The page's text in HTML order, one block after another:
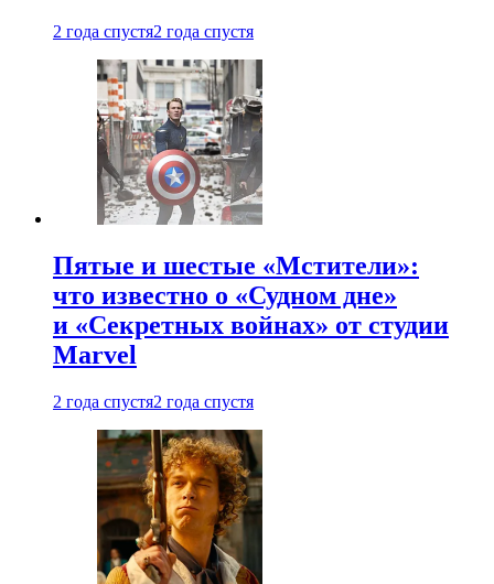
2 года спустя2 года спустя
Пятые и шестые «Мстители»:
что известно о «Судном дне»
и «Секретных войнах» от студии
Marvel
2 года спустя2 года спустя